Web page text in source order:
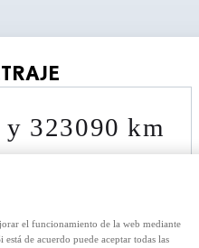
y 323090 km
el funcionamiento de la web mediante
de acuerdo puede aceptar todas las